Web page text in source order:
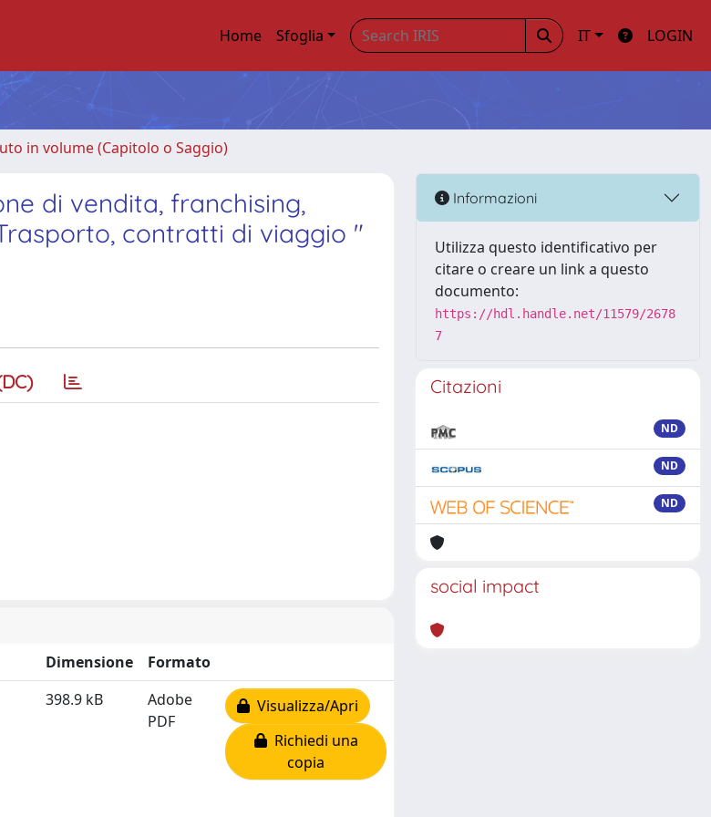
Home Sfoglia IT LOGIN
in volume (Capitolo o Saggio)
di vendita, franchising,
contratti di viaggio "
Dimensione
Formato
398.9 kB
Adobe
PDF
Visualizza/Apri
Richiedi una
copia
Informazioni
Utilizza questo identificativo per
citare o creare un link a questo
documento:
https://hdl.handle.net/11579/2678
7
Citazioni
ND
ND
ND
social impact